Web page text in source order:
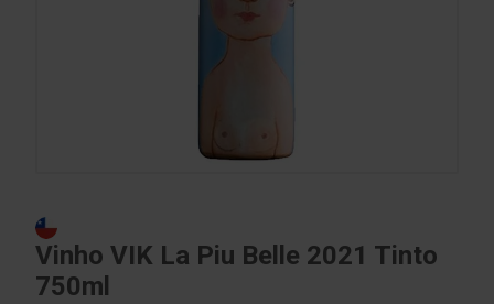
Vinho VIK La Piu Belle 2021 Tinto
750ml